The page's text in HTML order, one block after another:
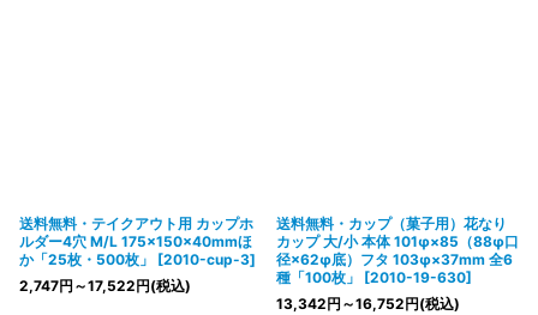
送料無料・テイクアウト用 カップホ
ルダー4穴 M/L 175×150×40mmほ
か「25枚・500枚」
[2010-cup-3]
2,747円 ～17,522円(税込)
送料無料・カップ（菓子用）花なり
カップ 大/小 本体 101φ×85（88φ口
径×62φ底）フタ 103φ×37mm 全6
種「100枚」
[2010-19-630]
13,342円 ～16,752円(税込)